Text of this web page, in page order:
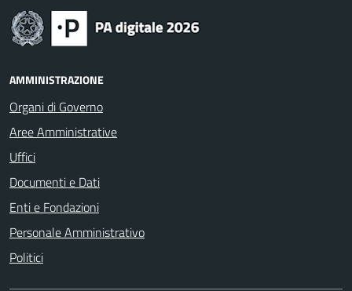
AMMINISTRAZIONE
Organi di Governo
Aree Amministrative
Uffici
Documenti e Dati
Enti e Fondazioni
Personale Amministrativo
Politici